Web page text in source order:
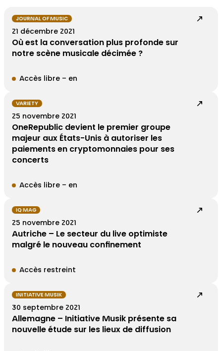
JOURNAL OF MUSIC
21 décembre 2021
Où est la conversation plus profonde sur
notre scène musicale décimée ?
Accès libre – en
VARIETY
25 novembre 2021
OneRepublic devient le premier groupe
majeur aux États-Unis à autoriser les
paiements en cryptomonnaies pour ses
concerts
Accès libre – en
IQ MAG
25 novembre 2021
Autriche – Le secteur du live optimiste
malgré le nouveau confinement
Accès restreint
INITIATIVE MUSIK
30 septembre 2021
Allemagne – Initiative Musik présente sa
nouvelle étude sur les lieux de diffusion